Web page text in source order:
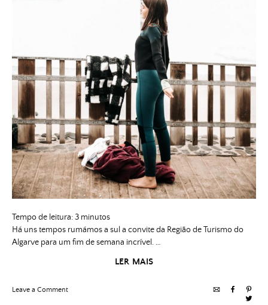
Tempo de leitura:3 minutos
Há uns tempos rumámos a sul a convite da Região de Turismo do
Algarve para um fim de semana incrível. …
LER MAIS
Leave a Commenton